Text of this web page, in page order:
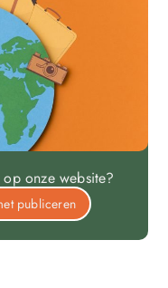
onze website?
publiceren